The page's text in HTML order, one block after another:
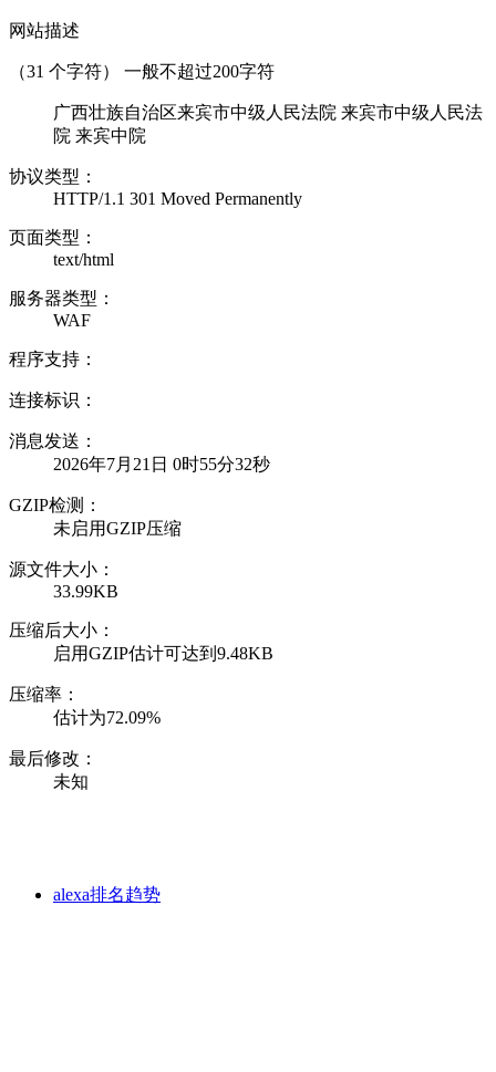
网站描述
（31 个字符） 一般不超过200字符
广西壮族自治区来宾市中级人民法院 来宾市中级人民法
院 来宾中院
协议类型：
HTTP/1.1 301 Moved Permanently
页面类型：
text/html
服务器类型：
WAF
程序支持：
连接标识：
消息发送：
2026年7月21日 0时55分32秒
GZIP检测：
未启用GZIP压缩
源文件大小：
33.99KB
压缩后大小：
启用GZIP估计可达到9.48KB
压缩率：
估计为72.09%
最后修改：
未知
alexa排名趋势